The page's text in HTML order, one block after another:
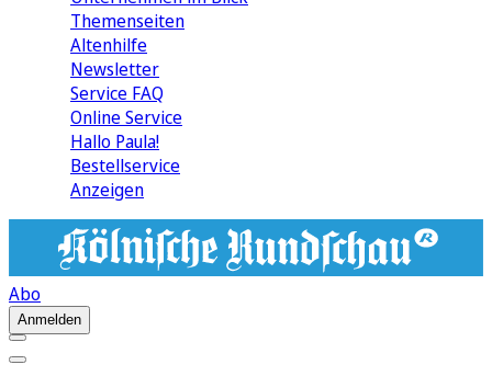
Themenseiten
Altenhilfe
Newsletter
Service FAQ
Online Service
Hallo Paula!
Bestellservice
Anzeigen
Abo
Anmelden